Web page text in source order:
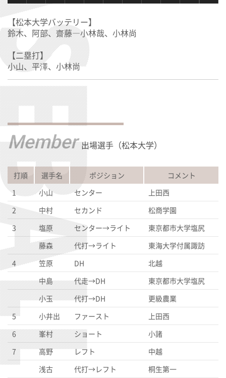
【松本大学バッテリー】
鈴木、阿部、齋藤―小林哉、小林尚
【二塁打】
小山、平澤、小林尚
Member 出場選手（松本大学）
打順 選手名 ポジション
コメント
1
小山 センター
上田西
2
中村 セカンド
松商学園
3
塩原 センター→ライト
東京都市大学塩尻
藤森
代打→ライト
東海大学付属諏訪
4
笠原 DH
北越
中島
代走→DH
東京都市大学塩尻
小玉
代打→DH
更級農業
5
小井出 ファースト
上田西
6
峯村 ショート
小諸
7
高野 レフト
中越
浅古
代打→レフト
桐生第一